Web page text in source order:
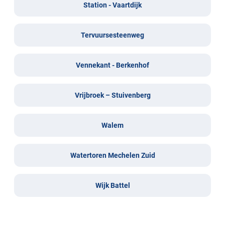
Station - Vaartdijk
Tervuursesteenweg
Vennekant - Berkenhof
Vrijbroek – Stuivenberg
Walem
Watertoren Mechelen Zuid
Wijk Battel